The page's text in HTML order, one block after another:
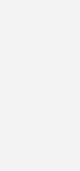
Wasserstoff und
in der Mittelfrist
verbesserte
Damit
knapp 12 % des
können.“
der Studie grob
(48" bei 13 GW
Studie